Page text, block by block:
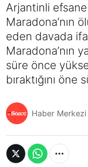
Arjantinli
Maradona’nın
eden davada
Maradona’nın
süre önce
bıraktığını öne
Haber Merkezi